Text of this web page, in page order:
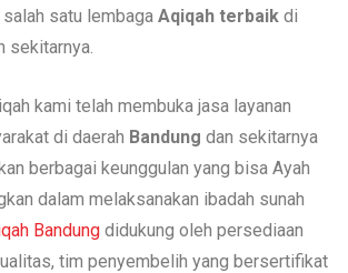
satu lembaga Aqiqah terbaik di
sekitarnya.
kami telah membuka jasa layanan
di daerah Bandung dan sekitarnya
berbagai keunggulan yang bisa Ayah
dalam melaksanakan ibadah sunah
Bandung didukung oleh persediaan
tim penyembelih yang bersertifikat